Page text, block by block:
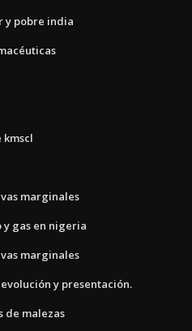
y pobre india
marginales
y gas en nigeria
marginales
y presentación.
de malezas